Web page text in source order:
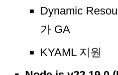
Dynamic
가 GA
KYAML 지원